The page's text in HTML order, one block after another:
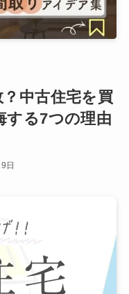
中古住宅を買
する7つの理由
日